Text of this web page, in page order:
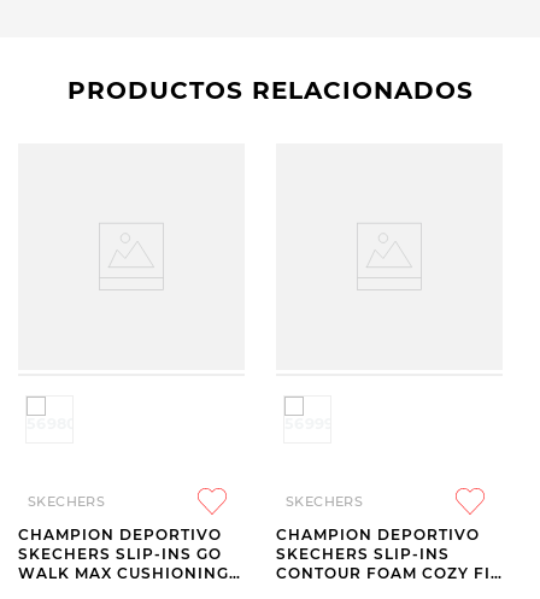
PRODUCTOS RELACIONADOS
SKECHERS
CHAMPION DEPORTIVO
SKECHERS SLIP-INS GO
WALK MAX CUSHIONING
SKECHERS
CHAMPION DEPORTIVO
SKECHERS SLIP-INS
CONTOUR FOAM COZY FIT